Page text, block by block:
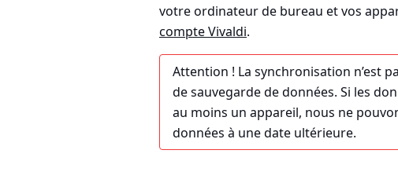
votre ordinateur de bureau et vos
compte Vivaldi.
Attention ! La synchronisation n’est
de sauvegarde de données. Si les
au moins un appareil, nous ne
données à une date ultérieure.